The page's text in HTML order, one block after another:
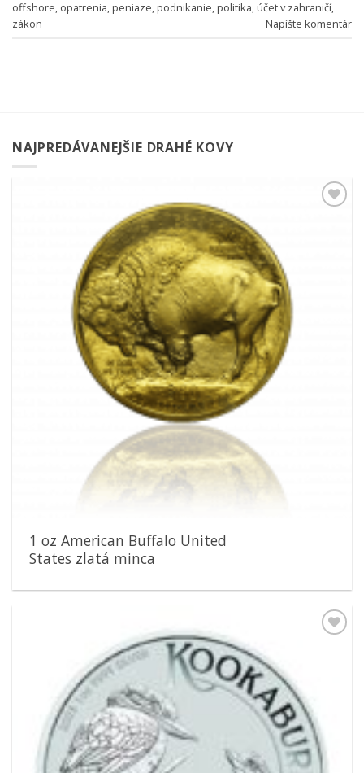
offshore opatrenia peniaze podnikanie politika účet v zahraničí
zákon
Napíšte komentár
NAJPREDÁVANEJŠIE DRAHÉ KOVY
1 oz American Buffalo United
States zlatá minca